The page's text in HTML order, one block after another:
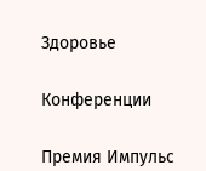
Здоровье
Конференции
Премия Импульс